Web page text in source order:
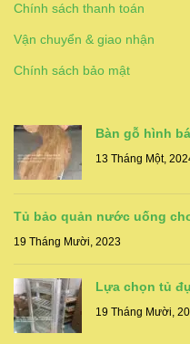
Chính sách thanh toán
Vận chuyển & giao nhận
Chính sách bảo mật
Bàn gỗ hình
13 Tháng Một,
Tủ bảo quản nước uống
19 Tháng Mười, 2023
Lựa chọn tủ
19 Tháng Mười,